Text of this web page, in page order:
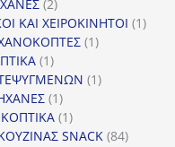
2
προϊόντα
ΚΑΙ ΧΕΙΡΟΚΙΝΗΤΟΙ 11
11
11
προϊόν11
11
προϊόν
11
προϊόν
SNACK 8484